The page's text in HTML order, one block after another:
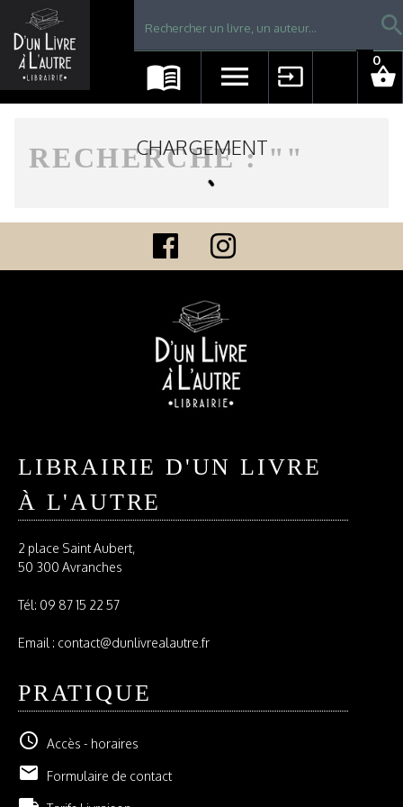
Librairie D'un livre à l'autre - Avranches
menu_book menu input shopping_basket
0
RECHERCHE : " "
CHARGEMENT
LIBRAIRIE D'UN LIVRE
À L'AUTRE
2 place Saint Aubert,
50 300 Avranches
Tél: 09 87 15 22 57
Email : contact@dunlivrealautre.fr
PRATIQUE
schedule Accès - horaires
email Formulaire de contact